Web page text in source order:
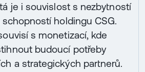
je i souvislost s nezbytností
holdingu CSG.
s monetizací, kde
budoucí potřeby
a strategických partnerů.